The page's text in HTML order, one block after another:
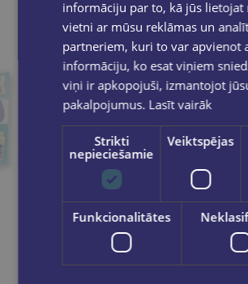
informāciju par to, kā jūs lietojat
vietni ar mūsu reklāmas un
partneriem, kuri to var apvienot
informāciju, ko esat viņiem
viņi ir apkopojuši, izmantojot
pakalpojumus. Lasīt vairāk
Strikti
nepieciešamie
Veiktspējas
Funkcionalitātes